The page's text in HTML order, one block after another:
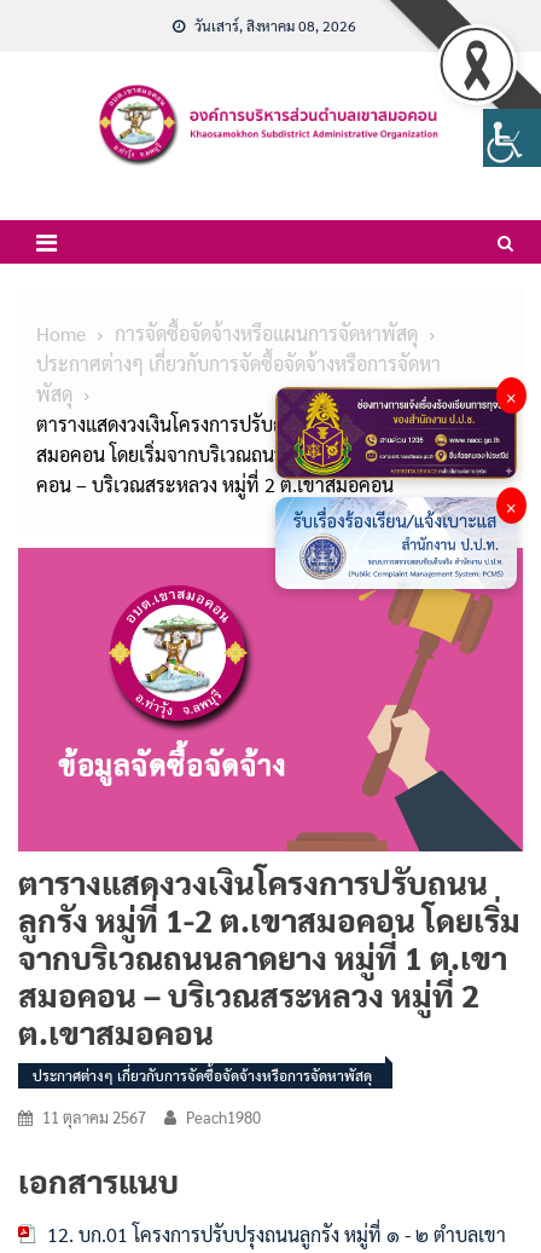
วันเสาร์, สิงหาคม 08, 2026
Home
การจัดซื้อจัดจ้างหรือแผนการจัดหาพัสดุ
ประกาศต่างๆ เกี่ยวกับการจัดซื้อจัดจ้างหรือการจัดหา
พัสดุ
ตารางแสดงวงเงินโครงการปรับถนนลูกรัง หมู่ที่ 1-2 ต.เขา
สมอคอน โดยเริ่มจากบริเวณถนนลาดยาง หมู่ที่ 1 ต.เขาสมอ
คอน – บริเวณสระหลวง หมู่ที่ 2 ต.เขาสมอคอน
ตารางแสดงวงเงินโครงการปรับถนน
ลูกรัง หมู่ที่ 1-2 ต.เขาสมอคอน โดยเริ่ม
จากบริเวณถนนลาดยาง หมู่ที่ 1 ต.เขา
สมอคอน – บริเวณสระหลวง หมู่ที่ 2
ต.เขาสมอคอน
ประกาศต่างๆ เกี่ยวกับการจัดซื้อจัดจ้างหรือการจัดหาพัสดุ
11 ตุลาคม 2567 Peach1980
เอกสารแนบ
12. บก.01 โครงการปรับปรุงถนนลูกรัง หมู่ที่ ๑ - ๒ ตำบลเขา
×
×